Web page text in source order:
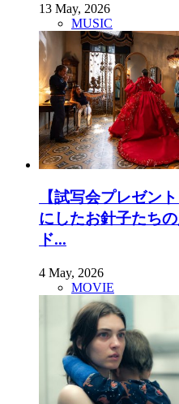
13 May, 2026
MUSIC
【試写会プレゼン
にしたお針子たち
ド...
4 May, 2026
MOVIE